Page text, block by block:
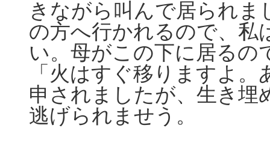
きながら叫んで居られ
の方へ行かれるので、私
い。母がこの下に居るの
「火はすぐ移りますよ
申されましたが、生き埋
逃げられませう。